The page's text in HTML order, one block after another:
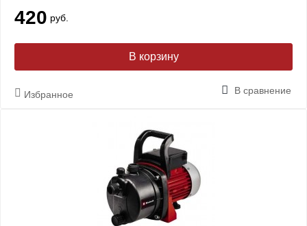
420 руб.
В корзину
Избранное В сравнение